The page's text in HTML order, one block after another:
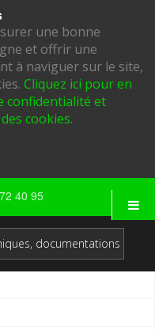
une bonne
et offrir une
à naviguer sur le site,
Cliquez ici pour en
confidentialité et
cookies.
40 95